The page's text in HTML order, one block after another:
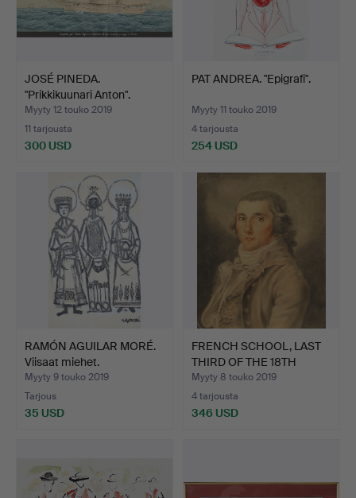
JOSÉ PINEDA.
"Prikkikuunari Anton".
Myyty 12 touko 2019
11 tarjousta
300 USD
PAT ANDREA. "Epigrafi".
Myyty 11 touko 2019
4 tarjousta
254 USD
RAMÓN AGUILAR MORÉ.
Viisaat miehet.
Myyty 9 touko 2019
Tarjous
35 USD
FRENCH SCHOOL, LAST
THIRD OF THE 18TH
CENT…
Myyty 8 touko 2019
4 tarjousta
346 USD